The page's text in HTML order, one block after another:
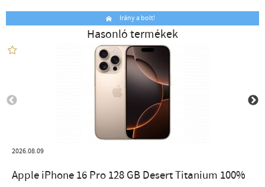
Irány a bolt!
Hasonló termékek
2026.08.09
Apple iPhone 16 Pro 128 GB Desert Titanium 100%